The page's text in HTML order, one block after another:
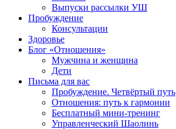
Выпуски рассылки УШ
Пробуждение
Консультации
Здоровье
Блог «Отношения»
Мужчина и женщина
Дети
Письма для вас
Пробуждение. Четвёртый путь
Отношения: путь к гармонии
Бесплатный мини-тренинг
Управленческий Шаолинь